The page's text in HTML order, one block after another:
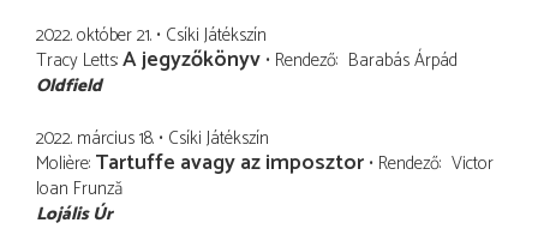
2022. október 21. Csíki Játékszín
Tracy Letts A jegyzőkönyv Rendező Barabás Árpád
Oldfield
2022. március 18. Csíki Játékszín
Molière Tartuffe avagy az imposztor Rendező Victor
Ioan Frunză
Lojális Úr